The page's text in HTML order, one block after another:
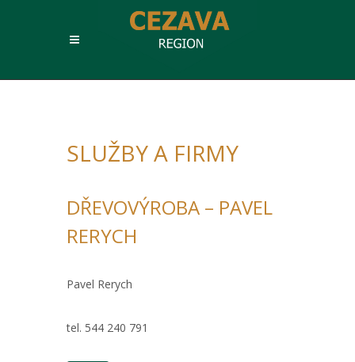
SLUŽBY A FIRMY
DŘEVOVÝROBA – PAVEL
RERYCH
Pavel Rerych
tel. 544 240 791